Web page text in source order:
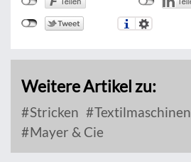
Weitere Artikel zu:
Stricken Textilmaschinen
Mayer & Cie